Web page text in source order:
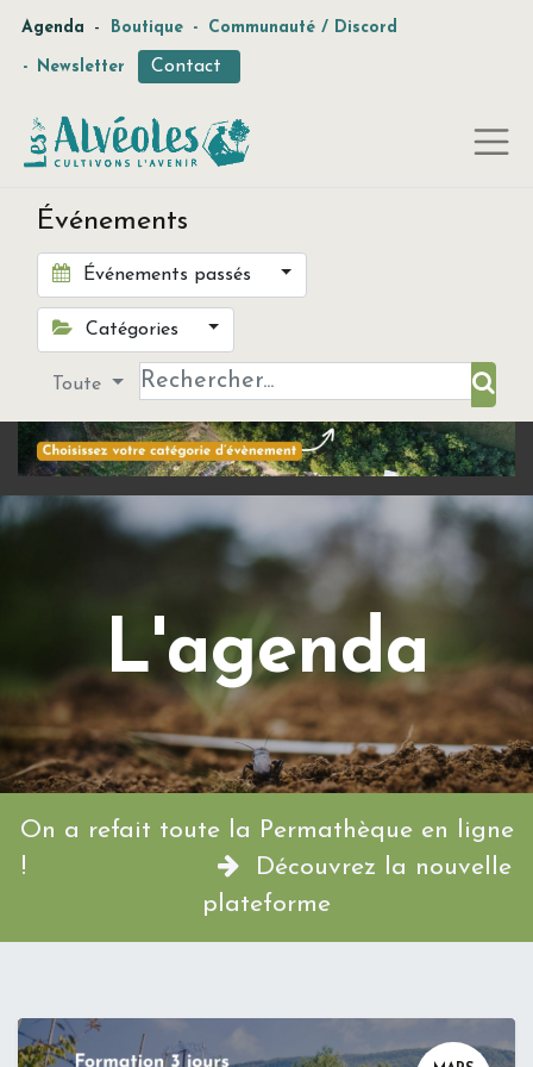
Agenda - Boutique - Communauté / Discord
- Newsletter Contact
Événements
Événements passés
Catégories
Toute
L'agenda
On a refait toute la Permathèque en ligne
!
Découvrez la nouvelle
plateforme